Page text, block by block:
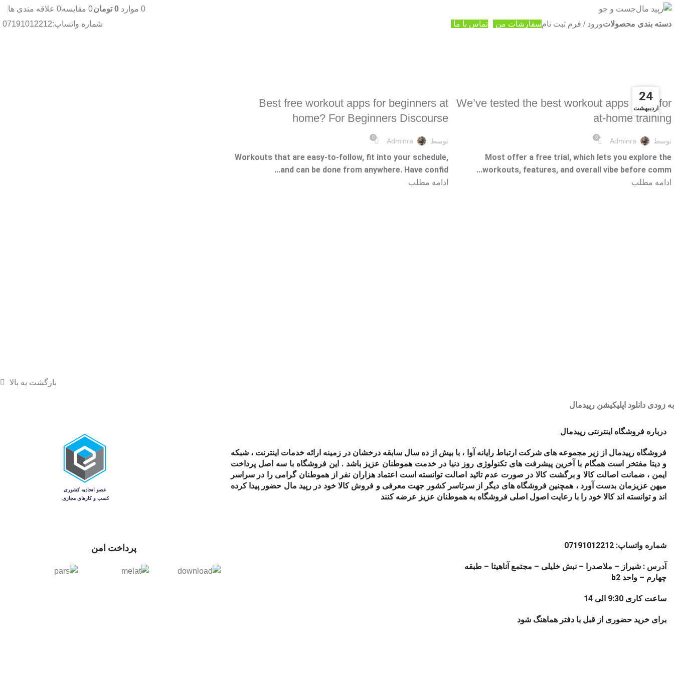
جست و جو 0 موارد 0 تومان0 مقایسه0 علاقه مندی ها
دسته بندی محصولاتورود / فرم ثبت نامسفارشات من تماس با ما شماره واتساپ:07191012212
24
اردیبهشت
We’ve tested the best workout apps 2025 for
at-home training
توسط Adminra
0
Most offer a free trial, which lets you explore the
workouts, features, and overall vibe before comm...
ادامه مطلب
24
اردیبهشت
Best free workout apps for beginners at
home? For Beginners Discourse
توسط Adminra
0
Workouts that are easy-to-follow, fit into your schedule,
and can be done from anywhere. Have confid...
ادامه مطلب
بازگشت به بالا
به زودی دانلود اپلیکیشن رپیدمال
درباره فروشگاه اینترنتی رپیدمال
فروشگاه رپیدمال از زیر مجموعه های شرکت ارتباط رایانه آوا ، با بیش از ده سال سابقه درخشان در زمینه ارائه خدمات اینترنت ، شبکه
و دیتا مفتخر است همگام با آخرین پیشرفت های تکنولوژی روز دنیا در خدمت هموطنان عزیز باشد . این فروشگاه با سه اصل پرداخت
ایمن ، ضمانت اصالت کالا و برگشت کالا در صورت عدم تائید اصالت توانسته است اعتماد هزاران نفر از هموطنان گرامی را در سراسر
میهن عزیزمان بدست آورد ، همچنین فروشگاه های دیگر از سرتاسر کشور جهت معرفی و فروش کالا خود در رپید مال حضور پیدا کرده
اند و توانسته اند کالا خود را با رعایت اصول اصلی فروشگاه به هموطنان عزیز عرضه کنند
شماره واتساپ: 07191012212
آدرس : شیراز – ملاصدرا – نبش خلیلی – مجتمع آناهیتا – طبقه
چهارم – واحد b2
ساعت کاری 9:30 الی 14
برای خرید حضوری از قبل با دفتر هماهنگ شود
پرداخت امن